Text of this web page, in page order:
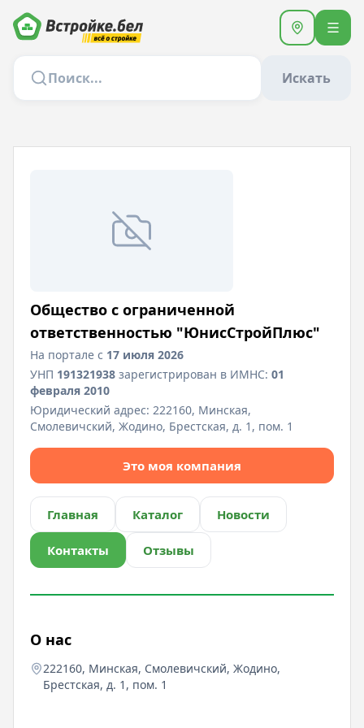
Искать
Общество с ограниченной
ответственностью "ЮнисСтройПлюс"
На портале с 17 июля 2026
УНП 191321938 зарегистрирован в ИМНС: 01
февраля 2010
Юридический адрес: 222160, Минская,
Смолевичский, Жодино, Брестская, д. 1, пом. 1
Это моя компания
Главная Каталог Новости
Контакты Отзывы
О нас
222160, Минская, Смолевичский, Жодино,
Брестская, д. 1, пом. 1